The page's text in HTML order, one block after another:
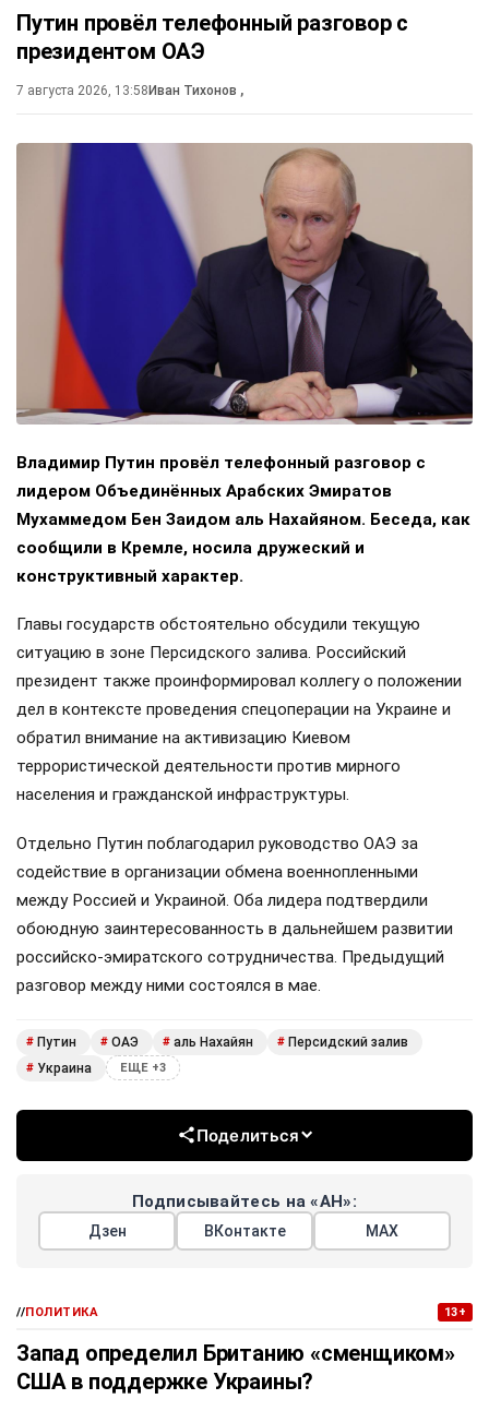
Путин провёл телефонный разговор с
президентом ОАЭ
7 августа 2026, 13:58 Иван Тихонов ,
Владимир Путин провёл телефонный разговор с
лидером Объединённых Арабских Эмиратов
Мухаммедом Бен Заидом аль Нахайяном. Беседа, как
сообщили в Кремле, носила дружеский и
конструктивный характер.
Главы государств обстоятельно обсудили текущую
ситуацию в зоне Персидского залива. Российский
президент также проинформировал коллегу о положении
дел в контексте проведения спецоперации на Украине и
обратил внимание на активизацию Киевом
террористической деятельности против мирного
населения и гражданской инфраструктуры.
Отдельно Путин поблагодарил руководство ОАЭ за
содействие в организации обмена военнопленными
между Россией и Украиной. Оба лидера подтвердили
обоюдную заинтересованность в дальнейшем развитии
российско-эмиратского сотрудничества. Предыдущий
разговор между ними состоялся в мае.
# Путин # ОАЭ # аль Нахайян # Персидский залив
# Украина ЕЩЕ +3
Поделиться
Подписывайтесь на «АН»:
Дзен ВКонтакте МАХ
//ПОЛИТИКА 13+
Запад определил Британию «сменщиком»
США в поддержке Украины?